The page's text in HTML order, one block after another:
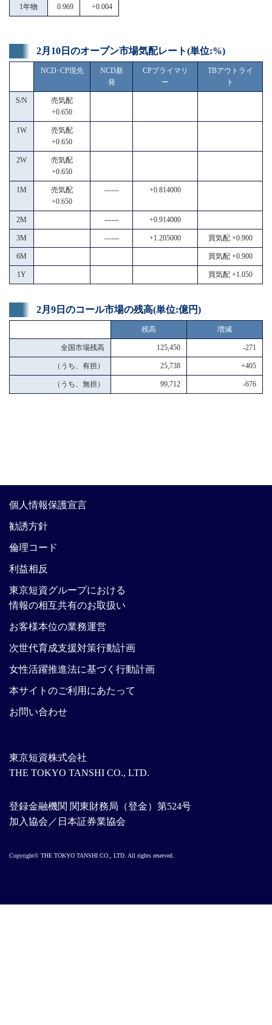
1年物 0.969 +0.004
2月10日のオープン市場気配レート(単位:%)
NCD･CP現先
NCD新
発
CPプライマリ
ー
TBアウトライ
ト
S/N
売気配
+0.650
1W
売気配
+0.650
2W
売気配
+0.650
1M
売気配
+0.650
------ +0.814000
2M ------ +0.914000
3M ------ +1.205000 買気配 +0.900
6M 買気配 +0.900
1Y 買気配 +1.050
2月9日のコール市場の残高(単位:億円)
残高 増減
全国市場残高 125,450 -271
（うち、有担） 25,738 +405
（うち、無担） 99,712 -676
東京短資株式会社
THE TOKYO TANSHI CO., LTD.
登録金融機関 関東財務局（登金）第524号
加入協会／日本証券業協会
個人情報保護宣言
勧誘方針
倫理コード
利益相反
東京短資グループにおける
情報の相互共有のお取扱い
お客様本位の業務運営
次世代育成支援対策行動計画
女性活躍推進法に基づく行動計画
本サイトのご利用にあたって
お問い合わせ
Copyright© THE TOKYO TANSHI CO., LTD. All rights reserved.